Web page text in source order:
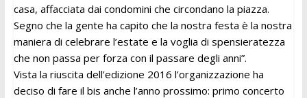
casa, affacciata dai condomini che circondano la piazza.
Segno che la gente ha capito che la nostra festa è la nostra
maniera di celebrare l’estate e la voglia di spensieratezza
che non passa per forza con il passare degli anni”.
Vista la riuscita dell’edizione 2016 l’organizzazione ha
deciso di fare il bis anche l’anno prossimo: primo concerto